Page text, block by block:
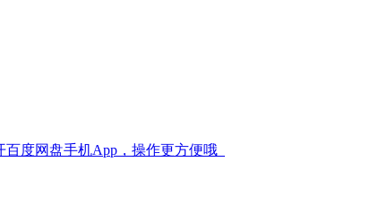
百度网盘手机App，操作更方便哦